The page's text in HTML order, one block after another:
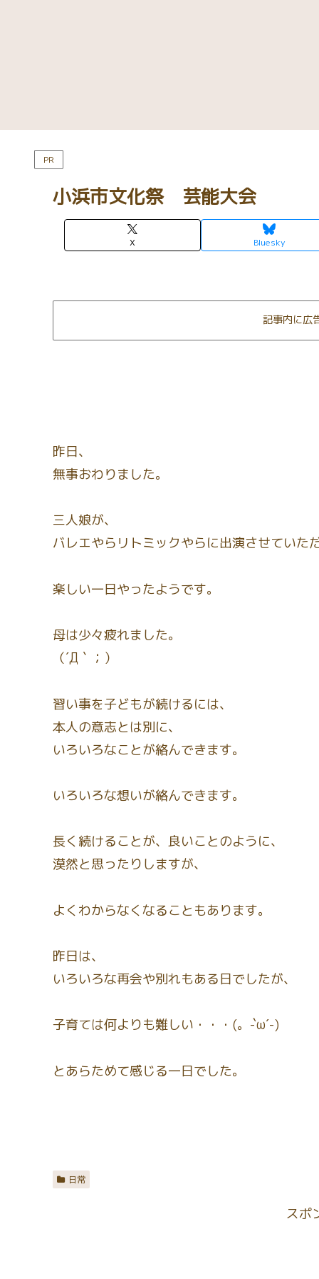
PR
小浜市文化祭 芸能大会
X Bluesky
記事内に広
昨日、
無事おわりました。
三人娘が、
バレエやらリトミックやらに出演させていた
楽しい一日やったようです。
母は少々疲れました。
（´Д｀；）
習い事を子どもが続けるには、
本人の意志とは別に、
いろいろなことが絡んできます。
いろいろな想いが絡んできます。
長く続けることが、良いことのように、
漠然と思ったりしますが、
よくわからなくなることもあります。
昨日は、
いろいろな再会や別れもある日でしたが、
子育ては何よりも難しい・・・(。-`ω´-)
とあらためて感じる一日でした。
日常
スポ